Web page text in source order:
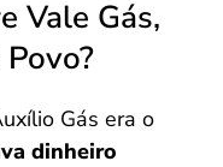
Vale Gás,
Gás era o
dinheiro